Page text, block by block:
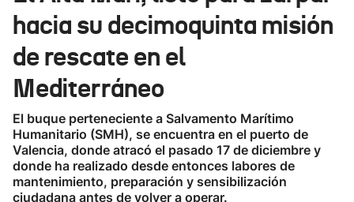
Ikusmiran
Eguraldia
hacia su decimoquinta misión
de rescate en el
Mediterráneo
El buque perteneciente a Salvamento Marítimo
Humanitario (SMH), se encuentra en el puerto de
Valencia, donde atracó el pasado 17 de diciembre y
donde ha realizado desde entonces labores de
mantenimiento, preparación y sensibilización
ciudadana antes de volver a operar.